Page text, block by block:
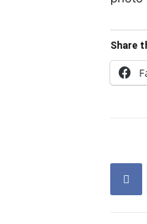
Share